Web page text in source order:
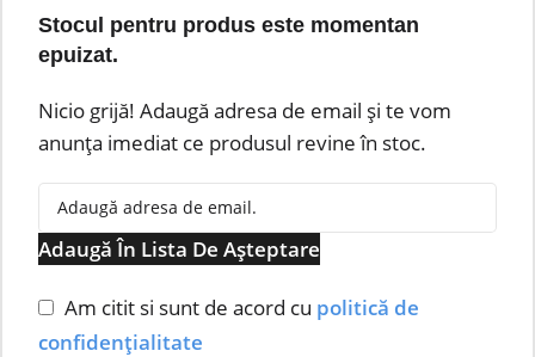
Stocul pentru produs este momentan
epuizat.
Nicio grijă! Adaugă adresa de email și te vom
anunța imediat ce produsul revine în stoc.
Adaugă În Lista De Așteptare
Am citit si sunt de acord cu politică de
confidențialitate